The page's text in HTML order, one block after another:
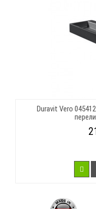
Duravit Vero